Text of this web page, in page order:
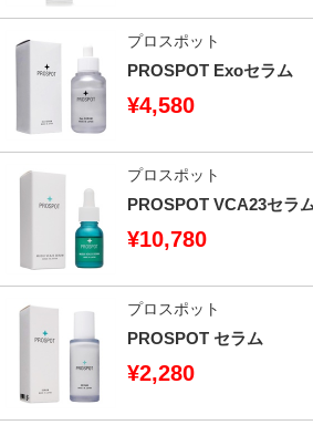
プロスポット
PROSPOT Exoセラム
¥4,580
プロスポット
PROSPOT VCA23セラ
¥10,780
プロスポット
PROSPOT セラム
¥2,280